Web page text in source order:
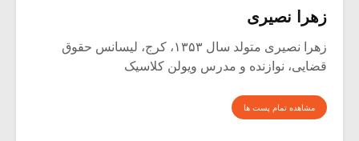
زهرا نصیری
زهرا نصیری متولد سال ۱۳۵۳، کرج، لیسانس حقوق
قضایی، نوازنده و مدرس ویولن کلاسیک
مشاهده تمام پست ها